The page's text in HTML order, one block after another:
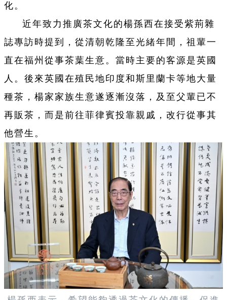
化。
近年致力推廣茶文化的楊孫西在接受紫荊雜
誌專訪時提到，從清朝乾隆至光緒年間，祖輩一
直在福州從事茶葉生意。當時主要的客源是英國
人。後來英國在殖民地印度和斯里蘭卡等地大量
種茶，楊家家族生意遂逐漸沒落，及至父輩已不
再販茶，而是前往菲律賓投靠親戚，改行從事其
他營生。